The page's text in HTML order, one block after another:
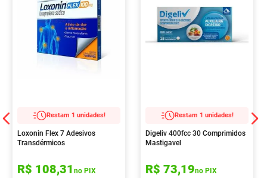
Restam 1 unidades!
Loxonin Flex 7 Adesivos
Transdérmicos
R$ 108,31 no PIX
Restam 1 unidades!
Digeliv 400fcc 30 Comprimidos
Mastigavel
R$ 73,19no PIX